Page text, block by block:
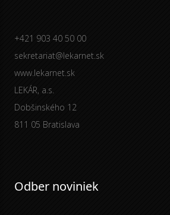
+421 903 40 50 00
sekretariat@lekarnet.sk
www.lekarnet.sk
LEKÁR, a.s.
Dobšinského 12
811 05 Bratislava
Odber noviniek